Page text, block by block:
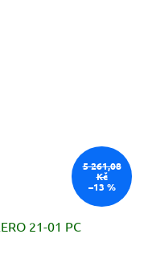
5 261,08
Kč
–13 %
21-01 PC